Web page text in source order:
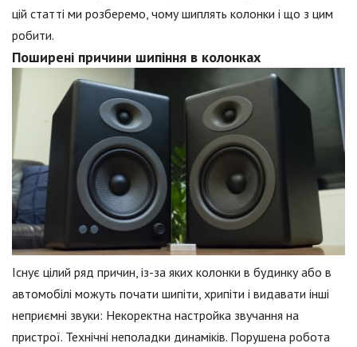
цій статті ми розберемо, чому шиплять колонки і що з цим
робити.
Поширені причини шипіння в колонках
Існує цілий ряд причин, із-за яких колонки в будинку або в
автомобілі можуть почати шипіти, хрипіти і видавати інші
неприємні звуки: Некоректна настройка звучання на
пристрої. Технічні неполадки динаміків. Порушена робота